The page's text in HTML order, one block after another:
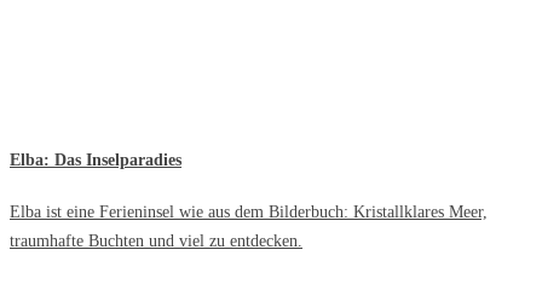
Elba: Das Inselparadies
Elba ist eine Ferieninsel wie aus dem Bilderbuch: Kristallklares Meer,
traumhafte Buchten und viel zu entdecken.